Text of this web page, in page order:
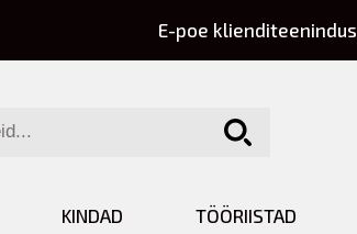
E-poe klienditeenindus
KINDAD TÖÖRIISTAD